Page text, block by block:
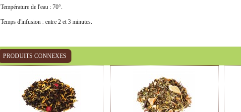
Température de l'eau : 70°.
Temps d'infusion : entre 2 et 3 minutes.
PRODUITS CONNEXES